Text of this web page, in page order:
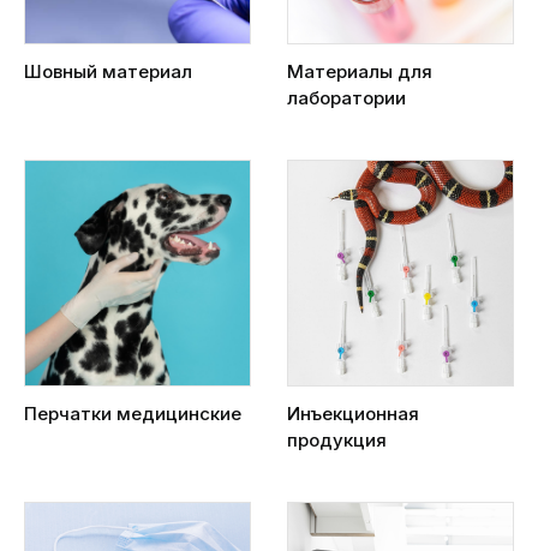
Шовный материал
Материалы для
лаборатории
Перчатки медицинские
Инъекционная
продукция